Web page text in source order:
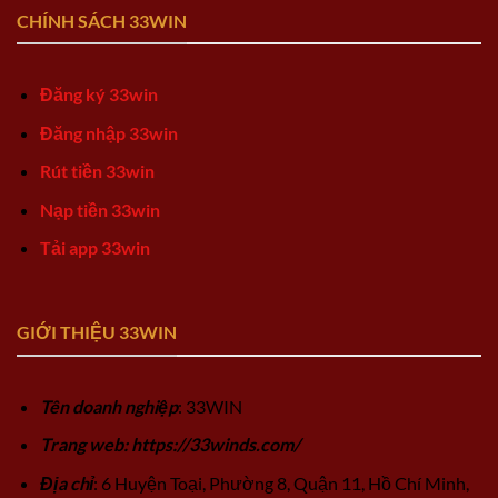
CHÍNH SÁCH 33WIN
Đăng ký 33win
Đăng nhập 33win
Rút tiền 33win
Nạp tiền 33win
Tải app 33win
GIỚI THIỆU 33WIN
Tên doanh nghiệp: 33WIN
Trang web: https://33winds.com/
Địa chỉ: 6 Huyện Toại, Phường 8, Quận 11, Hồ Chí Minh,